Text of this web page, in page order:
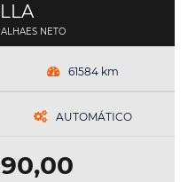
NETO
61584 km
AUTOMÁTICO